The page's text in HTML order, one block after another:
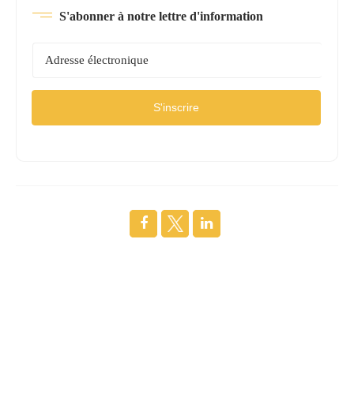
S'abonner à notre lettre d'information
S'inscrire